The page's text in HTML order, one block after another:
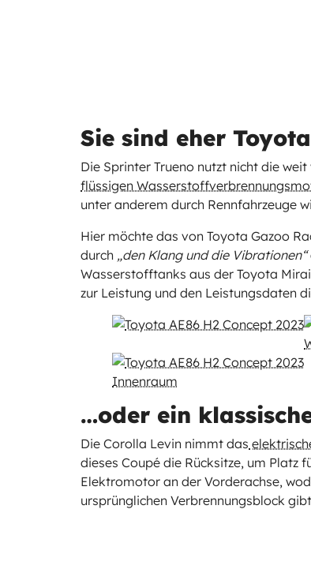
Sie sind eher
Die Sprinter Trueno nutzt nicht die
flüssigen
unter anderem durch Rennfahrzeuge
Hier möchte das von Toyota Gazoo
durch „den Klang und die Vibrationen“
Wasserstofftanks aus der Toyota
zur Leistung und den Leistungsdaten
…oder ein
Die Corolla Levin nimmt das
dieses Coupé die Rücksitze, um Platz
Elektromotor an der Vorderachse,
ursprünglichen Verbrennungsblock